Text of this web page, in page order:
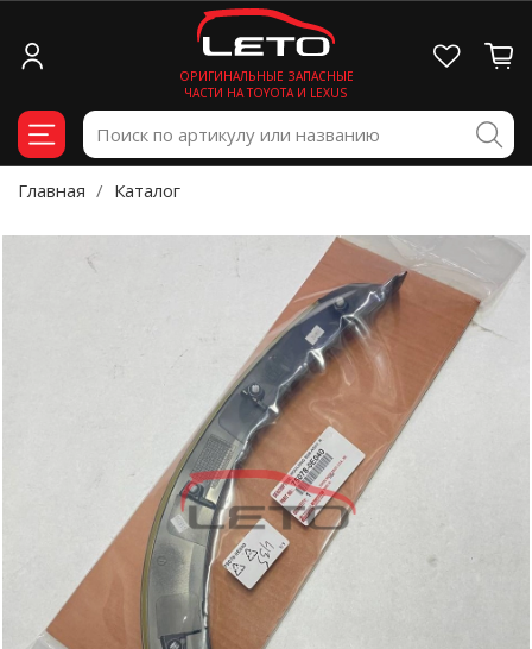
ОРИГИНАЛЬНЫЕ ЗАПАСНЫЕ
ЧАСТИ НА TOYOTA И LEXUS
Главная Каталог